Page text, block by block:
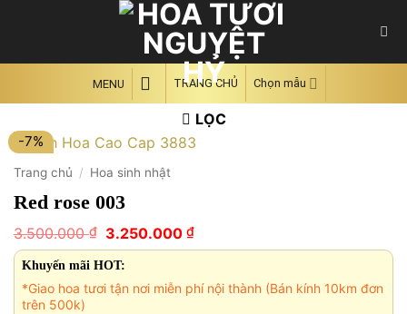
MENU TRANG CHỦ Chọn mẫu
LỌC
-7%
Trang chủ / Hoa sinh nhật
Red rose 003
3.500.000₫ Giá
gốc
là:
3.500.000 ₫.
3.250.000 ₫Giá
hiện
3.250.000 ₫.
Khuyến mãi HOT:
*Giao hoa tươi tận nơi miễn phí nội thành (Bán kính 10km đơn
trên 500k)